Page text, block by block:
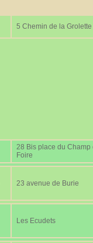
5 Chemin de la Grolette
28 Bis place du Champ
Foire
23 avenue de Burie
Les Ecudets